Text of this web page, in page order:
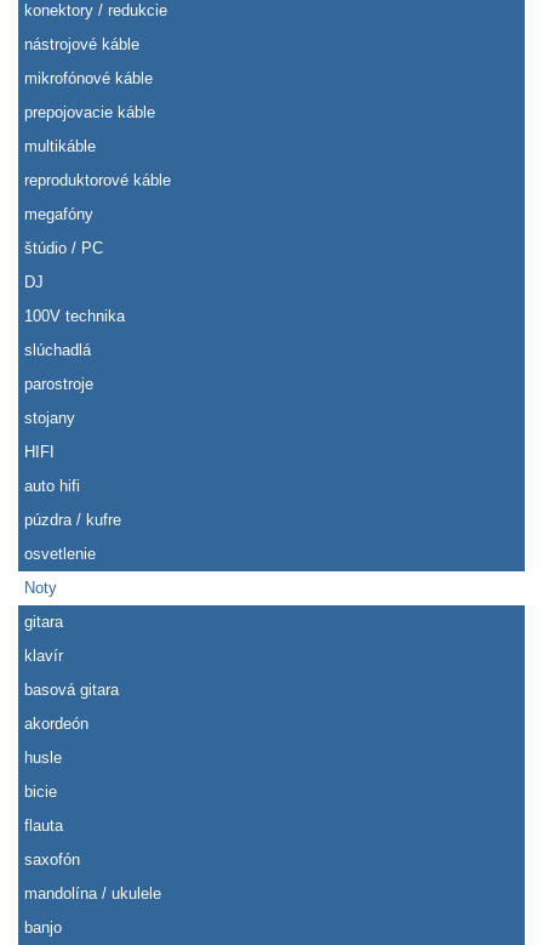
konektory / redukcie
nástrojové káble
mikrofónové káble
prepojovacie káble
multikáble
reproduktorové káble
megafóny
štúdio / PC
DJ
100V technika
slúchadlá
parostroje
stojany
HIFI
auto hifi
púzdra / kufre
osvetlenie
Noty
gitara
klavír
basová gitara
akordeón
husle
bicie
flauta
saxofón
mandolína / ukulele
banjo